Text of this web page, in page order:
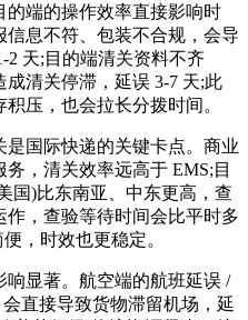
端的操作效率直接影响时
息不符、包装不合规，会导
2 天;目的端清关资料不齐
清关停滞，延误 3-7 天;此
压，也会拉长分拨时间。
国际快递的关键卡点。商业
，清关效率远高于 EMS;目
国)比东南亚、中东更高，查
，查验等待时间会比平时多
，时效也更稳定。
显著。航空端的航班延误 /
直接导致货物滞留机场，延